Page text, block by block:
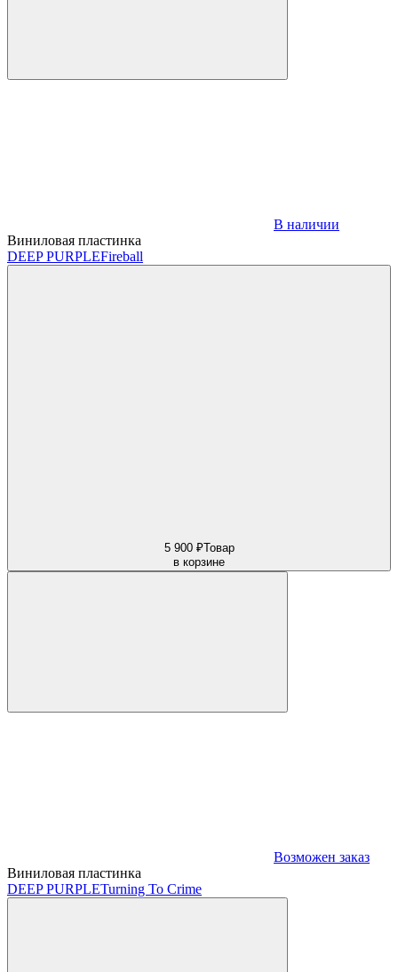
В наличии
Виниловая пластинка
DEEP PURPLEFireball
5 900 ₽Товар
в корзине
Возможен заказ
Виниловая пластинка
DEEP PURPLETurning To Crime